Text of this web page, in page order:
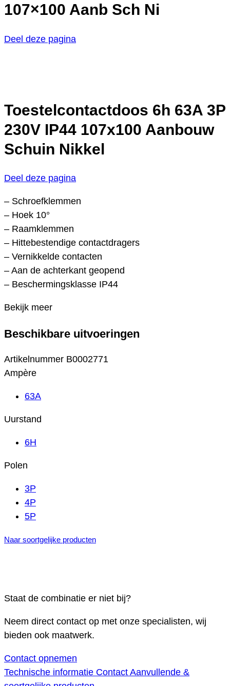
107×100 Aanb Sch Ni
Deel deze pagina
Toestelcontactdoos 6h 63A 3P
230V IP44 107x100 Aanbouw
Schuin Nikkel
Deel deze pagina
– Schroefklemmen
– Hoek 10°
– Raamklemmen
– Hittebestendige contactdragers
– Vernikkelde contacten
– Aan de achterkant geopend
– Beschermingsklasse IP44
Bekijk meer
Beschikbare uitvoeringen
Artikelnummer B0002771
Ampère
63A
Uurstand
6H
Polen
3P
4P
5P
Naar soortgelijke producten
Staat de combinatie er niet bij?
Neem direct contact op met onze specialisten, wij
bieden ook maatwerk.
Contact opnemen
Technische informatie Contact Aanvullende &